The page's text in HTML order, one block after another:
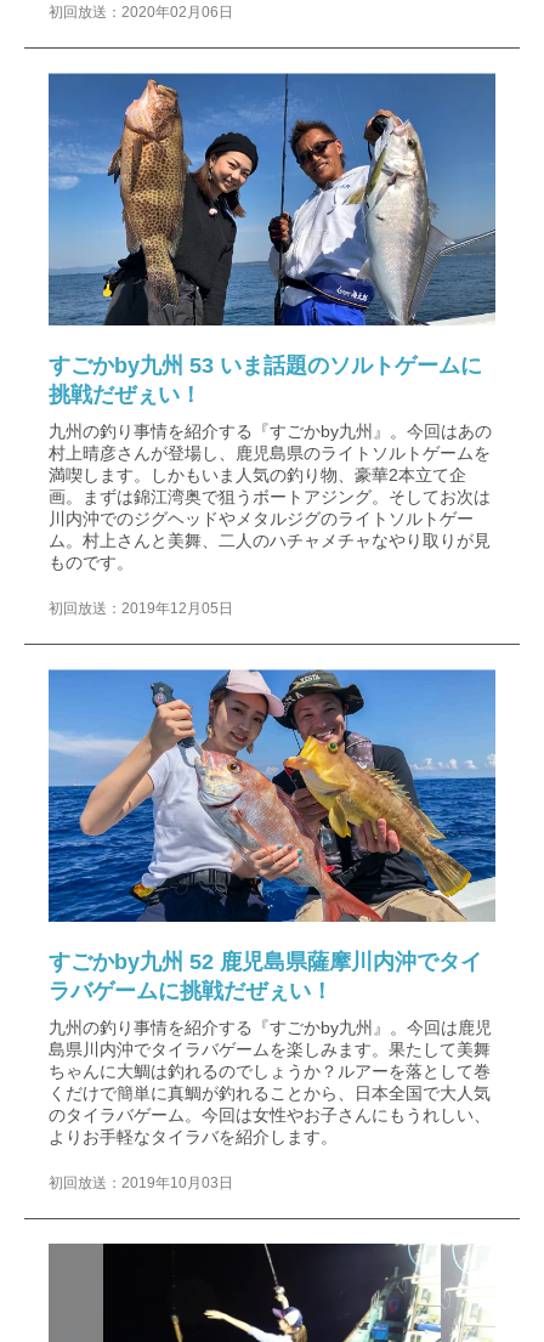
初回放送：2020年02月06日
すごかby九州 53 いま話題のソルトゲームに
挑戦だぜぇい！
九州の釣り事情を紹介する『すごかby九州』。今回はあの
村上晴彦さんが登場し、鹿児島県のライトソルトゲームを
満喫します。しかもいま人気の釣り物、豪華2本立て企
画。まずは錦江湾奥で狙うボートアジング。そしてお次は
川内沖でのジグヘッドやメタルジグのライトソルトゲー
ム。村上さんと美舞、二人のハチャメチャなやり取りが見
ものです。
初回放送：2019年12月05日
すごかby九州 52 鹿児島県薩摩川内沖でタイ
ラバゲームに挑戦だぜぇい！
九州の釣り事情を紹介する『すごかby九州』。今回は鹿児
島県川内沖でタイラバゲームを楽しみます。果たして美舞
ちゃんに大鯛は釣れるのでしょうか？ルアーを落として巻
くだけで簡単に真鯛が釣れることから、日本全国で大人気
のタイラバゲーム。今回は女性やお子さんにもうれしい、
よりお手軽なタイラバを紹介します。
初回放送：2019年10月03日